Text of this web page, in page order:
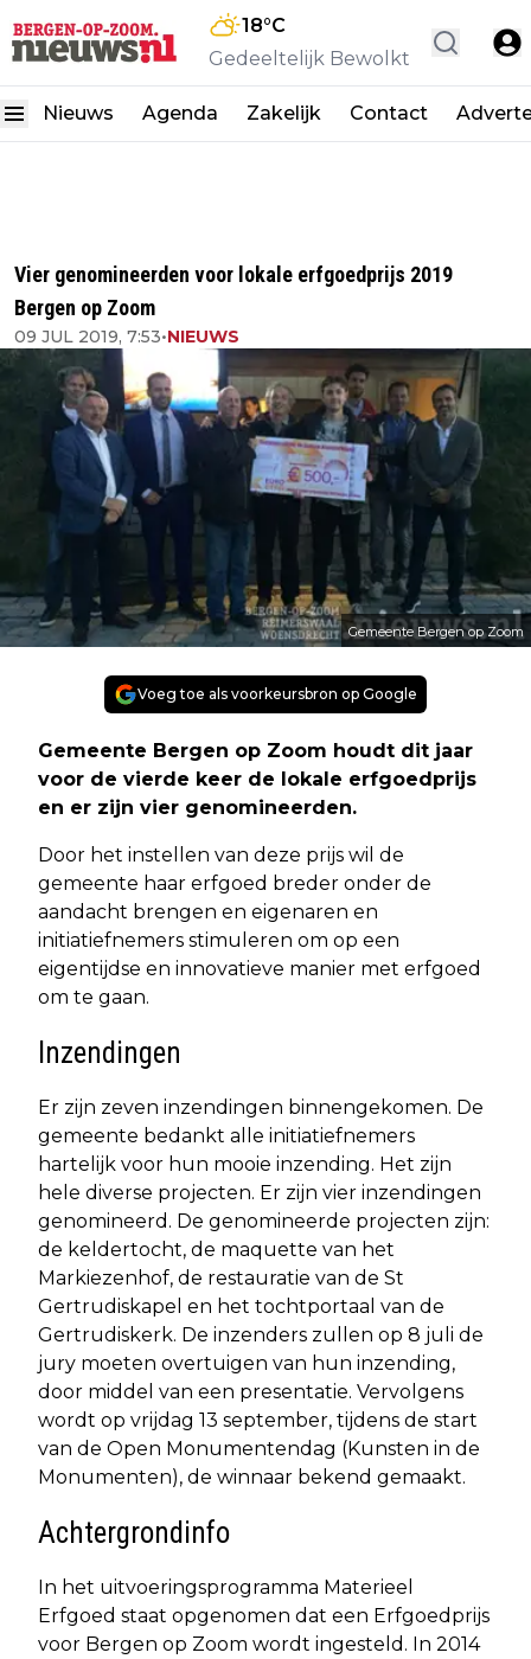
18°C
Gedeeltelijk Bewolkt
Nieuws Agenda Zakelijk Contact
Vier genomineerden voor lokale erfgoedprijs 2019
Bergen op Zoom
09 JUL 2019, 7:53•NIEUWS
Gemeente Bergen op Zoom
Voeg toe als voorkeursbron op Google
Gemeente Bergen op Zoom houdt dit jaar
voor de vierde keer de lokale erfgoedprijs
en er zijn vier genomineerden.
Door het instellen van deze prijs wil de
gemeente haar erfgoed breder onder de
aandacht brengen en eigenaren en
initiatiefnemers stimuleren om op een
eigentijdse en innovatieve manier met erfgoed
om te gaan.
Inzendingen
Er zijn zeven inzendingen binnengekomen. De
gemeente bedankt alle initiatiefnemers
hartelijk voor hun mooie inzending. Het zijn
hele diverse projecten. Er zijn vier inzendingen
genomineerd. De genomineerde projecten zijn:
de keldertocht, de maquette van het
Markiezenhof, de restauratie van de St
Gertrudiskapel en het tochtportaal van de
Gertrudiskerk. De inzenders zullen op 8 juli de
jury moeten overtuigen van hun inzending,
door middel van een presentatie. Vervolgens
wordt op vrijdag 13 september, tijdens de start
van de Open Monumentendag (Kunsten in de
Monumenten), de winnaar bekend gemaakt.
Achtergrondinfo
In het uitvoeringsprogramma Materieel
Erfgoed staat opgenomen dat een Erfgoedprijs
voor Bergen op Zoom wordt ingesteld. In 2014